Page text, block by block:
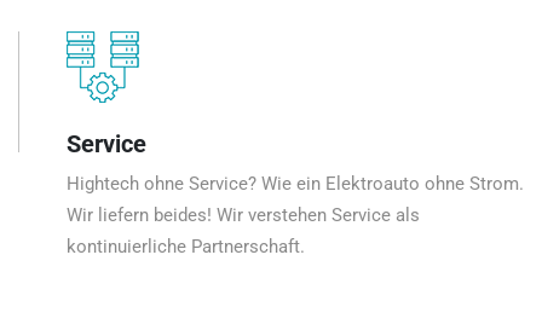
Service
Hightech ohne Service? Wie ein Elektroauto ohne Strom.
Wir liefern beides! Wir verstehen Service als
kontinuierliche Partnerschaft.